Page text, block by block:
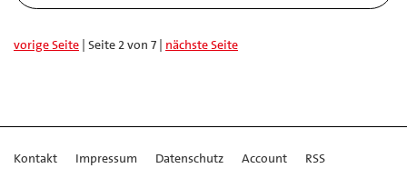
vorige Seite | Seite 2 von 7 | nächste Seite
Kontakt Impressum Datenschutz Account RSS